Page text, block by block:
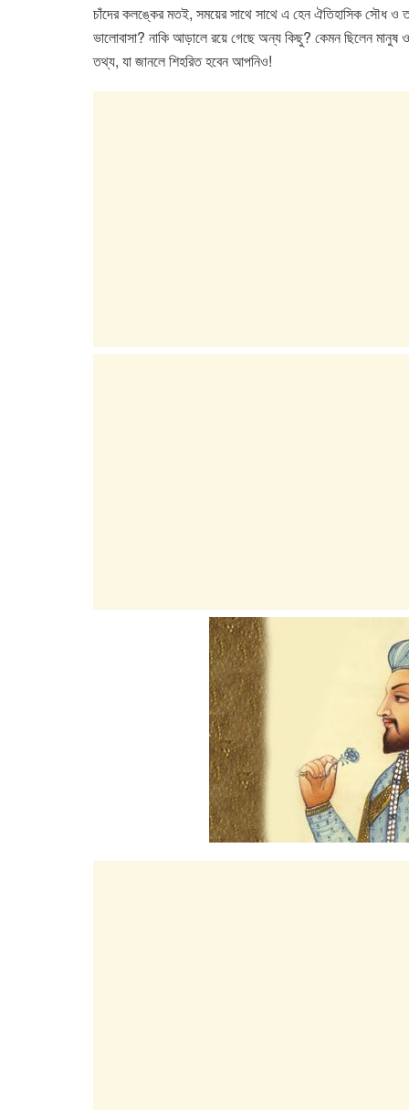
b
o
o
A
p
p
dI
n
চাঁদের কলঙ্কের মত‌ই, সময়ের সাথে সাথে এ হেন ঐতিহাসিক সৌধ ও
ভালোবাসা? নাকি আড়ালে রয়ে গেছে অন্য কিছু? কেমন ছিলেন
তথ্য, যা জানলে শিহরিত হবেন আপনিও!